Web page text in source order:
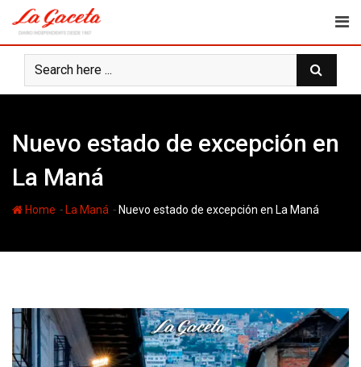
content
Nuevo estado de excepción en
La Maná
Home - La Maná - Nuevo estado de excepción en La Maná